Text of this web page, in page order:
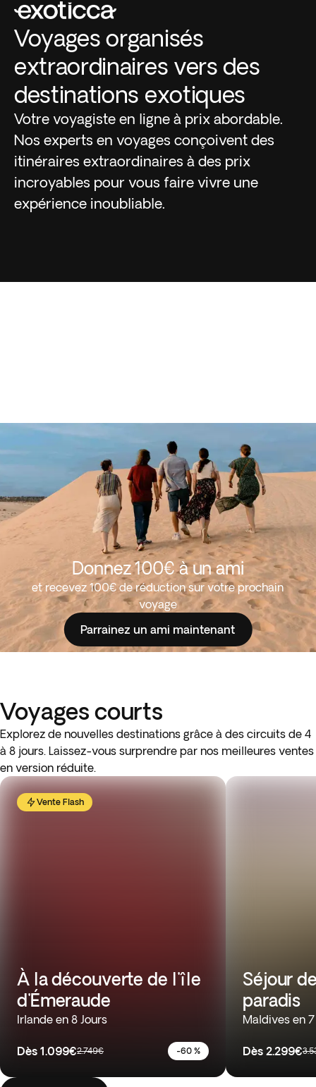
Voyages organisés
extraordinaires vers des
destinations exotiques
Votre voyagiste en ligne à prix abordable.
Nos experts en voyages conçoivent des
itinéraires extraordinaires à des prix
incroyables pour vous faire vivre une
expérience inoubliable.
Donnez 100€ à un ami
et recevez 100€ de réduction sur votre prochain
voyage
Parrainez un ami maintenant
Voyages courts
Explorez de nouvelles destinations grâce à des circuits de 4
à 8 jours. Laissez-vous surprendre par nos meilleures ventes
en version réduite.
Vente Flash
À la découverte de l'île
d'Émeraude
Irlande en 8 Jours
Dès 1.099€2.749€ -60 %
Séjour
paradis
Maldives en 7
Dès 2.299€